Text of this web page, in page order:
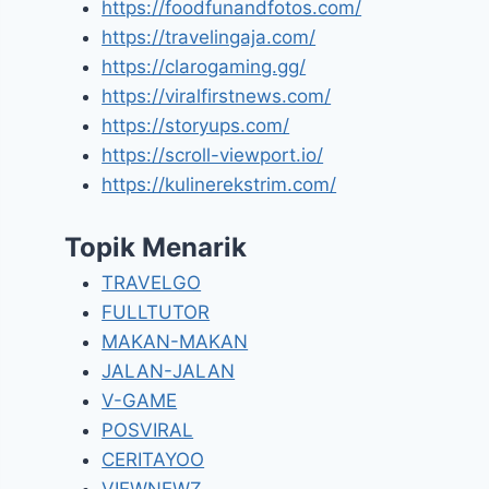
https://foodfunandfotos.com/
https://travelingaja.com/
https://clarogaming.gg/
https://viralfirstnews.com/
https://storyups.com/
https://scroll-viewport.io/
https://kulinerekstrim.com/
Topik Menarik
TRAVELGO
FULLTUTOR
MAKAN-MAKAN
JALAN-JALAN
V-GAME
POSVIRAL
CERITAYOO